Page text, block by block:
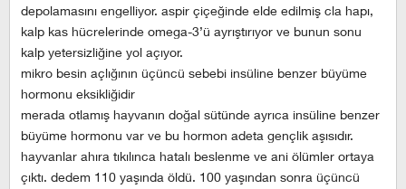
depolamasını engelliyor. aspir çiçeğinde elde edilmiş cla hapı,
kalp kas hücrelerinde omega-3’ü ayrıştırıyor ve bunun sonu
kalp yetersizliğine yol açıyor.
mikro besin açlığının üçüncü sebebi insüline benzer büyüme
hormonu eksikliğidir
merada otlamış hayvanın doğal sütünde ayrıca insüline benzer
büyüme hormonu var ve bu hormon adeta gençlik aşısıdır.
hayvanlar ahıra tıkılınca hatalı beslenme ve ani ölümler ortaya
çıktı. dedem 110 yaşında öldü. 100 yaşından sonra üçüncü